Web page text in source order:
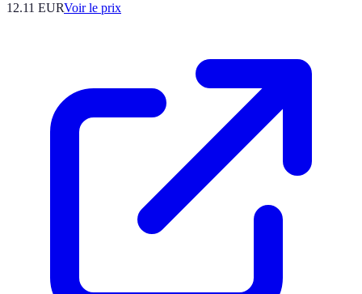
12.11 EURVoir le prix